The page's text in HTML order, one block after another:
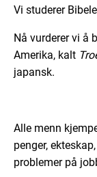
Vi studerer
Nå vurderer vi å
Amerika, kalt
japansk.
Alle menn
penger,
problemer på